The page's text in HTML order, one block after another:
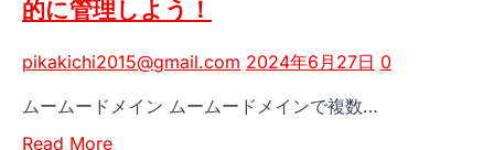
説！
効
限
切
的に管理しよう！
pikakichi2015@gmail.com 2024年6月27日 0
ムームードメイン ムームードメインで複数…
Read MoreRead